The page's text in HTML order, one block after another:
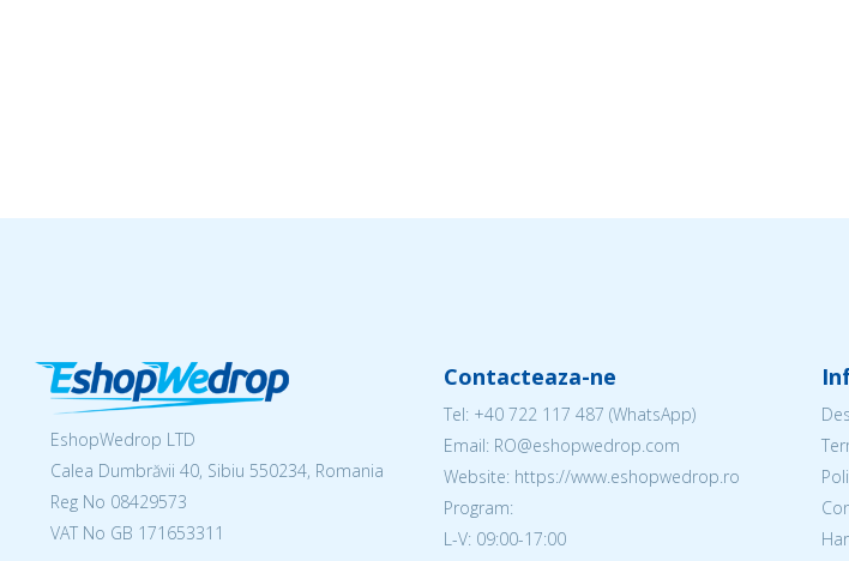
EshopWedrop LTD
Calea Dumbrăvii 40, Sibiu 550234, Romania
Reg No 08429573
VAT No GB 171653311
Contacteaza-ne
Tel: +40 722 117 487 (WhatsApp)
Email: RO@eshopwedrop.com
Website: https://www.eshopwedrop.ro
Program:
L-V: 09:00-17:00